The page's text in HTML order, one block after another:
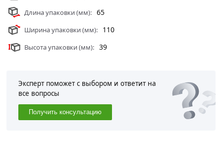
Длина упаковки (мм): 65
Ширина упаковки (мм): 110
Высота упаковки (мм): 39
Эксперт поможет с выбором и ответит на
все вопросы
Получить консультацию